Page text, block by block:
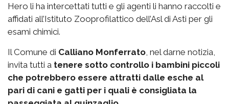
Hero li ha intercettati tutti e gli agenti li hanno raccolti e
affidati all’Istituto Zooprofilattico dell’Asl di Asti per gli
esami chimici.
Il Comune di Calliano Monferrato, nel darne notizia,
invita tutti a tenere sotto controllo i bambini piccoli
che potrebbero essere attratti dalle esche al
pari di cani e gatti per i quali è consigliata la